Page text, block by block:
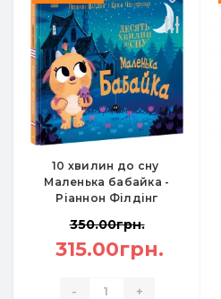
10 хвилин до сну
Маленька бабайка -
Ріаннон Філдінг
350.00грн.
315.00грн.
- +